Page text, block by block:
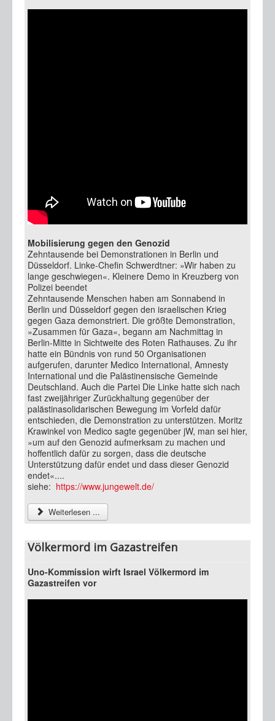
Mobilisierung gegen den Genozid
Zehntausende bei Demonstrationen in Berlin und
Düsseldorf. Linke-Chefin Schwerdtner: »Wir haben zu
lange geschwiegen«. Kleinere Demo in Kreuzberg von
Polizei beendet
Zehntausende Menschen haben am Sonnabend in
Berlin und Düsseldorf gegen den israelischen Krieg
gegen Gaza demonstriert. Die größte Demonstration,
»Zusammen für Gaza«, begann am Nachmittag in
Berlin-Mitte in Sichtweite des Roten Rathauses. Zu ihr
hatte ein Bündnis von rund 50 Organisationen
aufgerufen, darunter Medico International, Amnesty
International und die Palästinensische Gemeinde
Deutschland. Auch die Partei Die Linke hatte sich nach
fast zweijähriger Zurückhaltung gegenüber der
palästinasolidarischen Bewegung im Vorfeld dafür
entschieden, die Demonstration zu unterstützen. Moritz
Krawinkel von Medico sagte gegenüber jW, man sei hier,
»um auf den Genozid aufmerksam zu machen und
hoffentlich dafür zu sorgen, dass die deutsche
Unterstützung dafür endet und dass dieser Genozid
endet«....
siehe: https://www.jungewelt.de/
Weiterlesen ...
Völkermord im Gazastreifen
Uno-Kommission wirft Israel Völkermord im
Gazastreifen vor